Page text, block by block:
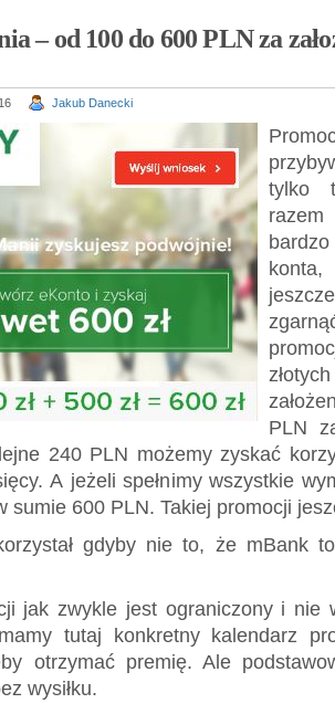
– od 100 do 600 PLN za
Jakub Danecki
tylko
razem
PLN
240 PLN możemy zyskać
A jeżeli spełnimy wszystkie
sumie 600 PLN. Takiej promocji
gdyby nie to, że mBank
jak zwykle jest ograniczony i nie
tutaj konkretny kalendarz
otrzymać premię. Ale
wysiłku.